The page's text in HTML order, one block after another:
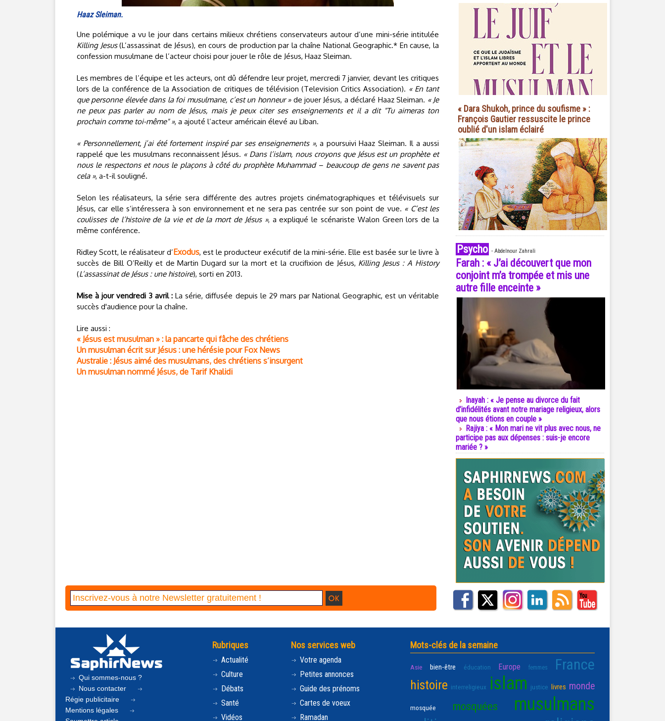
Haaz Sleiman.
Une polémique a vu le jour dans certains milieux chrétiens conservateurs autour d’une mini-série intitulée
Killing Jesus(L’assassinat de Jésus), en cours de production par la chaîne National Geographic.* En cause, la
confession musulmane de l’acteur choisi pour jouer le rôle de Jésus, Haaz Sleiman.
Les membres de l’équipe et les acteurs, ont dû défendre leur projet, mercredi 7 janvier, devant les critiques
lors de la conférence de la Association de critiques de télévision (Television Critics Association). « En tant
que personne élevée dans la foi musulmane, c’est un honneur »de jouer Jésus, a déclaré Haaz Sleiman. « Je
ne peux pas parler au nom de Jésus, mais je peux citer ses enseignements et il a dit "Tu aimeras ton
prochain comme toi-même" », a ajouté l’acteur américain élevé au Liban.
« Personnellement, j’ai été fortement inspiré par ses enseignements », a poursuivi Haaz Sleiman. Il a aussi
rappelé que les musulmans reconnaissent Jésus. « Dans l’islam, nous croyons que Jésus est un prophète et
nous le respectons et nous le plaçons à côté du prophète Muhammad – beaucoup de gens ne savent pas
cela », a-t-il souligné.
Selon les réalisateurs, la série sera différente des autres projets cinématographiques et télévisuels sur
Jésus, car elle s’intéressera à son environnement et ne sera pas centrée sur son point de vue. « C’est les
coulisses de l’histoire de la vie et de la mort de Jésus », a expliqué le scénariste Walon Green lors de la
même conférence.
Ridley Scott, le réalisateur d’Exodus, est le producteur exécutif de la mini-série. Elle est basée sur le livre à
succès de Bill O’Reilly et de Martin Dugard sur la mort et la crucifixion de Jésus, Killing Jesus : A History
(L’assassinat de Jésus : une histoire), sorti en 2013.
Mise à jour vendredi 3 avril : La série, diffusée depuis le 29 mars par National Geographic, est un véritable
succès d'audience pour la chaîne.
Lire aussi :
« Jésus est musulman » : la pancarte qui fâche des chrétiens
Un musulman écrit sur Jésus : une hérésie pour Fox News
Australie : Jésus aimé des musulmans, des chrétiens s’insurgent
Un musulman nommé Jésus, de Tarif Khalidi
« Dara Shukoh, prince du soufisme » :
François Gautier ressuscite le prince
oublié d'un islam éclairé
Psycho - Abdelnour Zahrali
Farah : « J’ai découvert que mon
conjoint m’a trompée et mis une
autre fille enceinte »
Inayah : « Je pense au divorce du fait
d’infidélités avant notre mariage religieux, alors
que nous étions en couple »
Rajiya : « Mon mari ne vit plus avec nous, ne
participe pas aux dépenses : suis-je encore
mariée ? »
Qui sommes-nous ?
Nous contacter
Régie publicitaire
Mentions légales
Rubriques
Actualité
Culture
Débats
Santé
Vidéos
Nos services web
Votre agenda
Petites annonces
Guide des prénoms
Cartes de voeux
Ramadan
Mots-clés de la semaine
Asie bien-être éducation Europe femmes France
histoire interreligieux islam justice livres monde
mosquée mosquées musulmans